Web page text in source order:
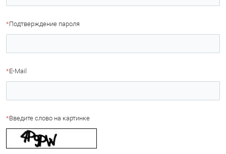
*Подтверждение пароля
*E-Mail
*Введите слово на картинке